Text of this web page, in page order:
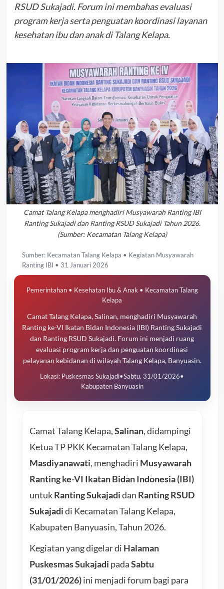
RSUD Sukajadi. Forum ini membahas evaluasi
program kerja serta penguatan koordinasi layanan
kesehatan ibu dan anak di Talang Kelapa.
Camat Talang Kelapa menghadiri Musyawarah Ranting IBI
Ranting Sukajadi dan Ranting RSUD Sukajadi Tahun 2026.
(Sumber: Kecamatan Talang Kelapa)
Sumber: Kecamatan Talang Kelapa • Kegiatan Musyawarah
Ranting IBI • 31 Januari 2026
Pemerintahan • Kesehatan Ibu & Anak • Kecamatan Talang
Kelapa
Camat Talang Kelapa, Salinan, menghadiri Musyawarah
Ranting ke-VI Ikatan Bidan Indonesia (IBI) Ranting Sukajadi
dan Ranting RSUD Sukajadi. Forum ini menjadi ruang
evaluasi program kerja dan penguatan koordinasi
pelayanan kebidanan di wilayah Talang Kelapa, Banyuasin.
Lokasi: Puskesmas Sukajadi•Sabtu, 31/01/2026•
Kabupaten Banyuasin
Camat Talang Kelapa,Salinan, didampingi
Ketua TP PKK Kecamatan Talang Kelapa,
Masdiyanawati, menghadiri Musyawarah
Ranting ke-VI Ikatan Bidan Indonesia (IBI)
untukRanting Sukajadidan Ranting RSUD
Sukajadidi Kecamatan Talang Kelapa,
Kabupaten Banyuasin, Tahun 2026.
Kegiatan yang digelar di Halaman
Puskesmas Sukajadi padaSabtu
(31/01/2026)ini menjadi forum bagi para